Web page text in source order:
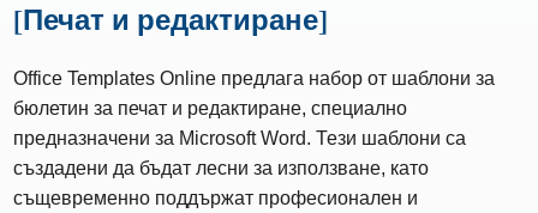
[Печат и редактиране]
Office Templates Online предлага набор от шаблони за
бюлетин за печат и редактиране, специално
предназначени за Microsoft Word. Тези шаблони са
създадени да бъдат лесни за използване, като
същевременно поддържат професионален и